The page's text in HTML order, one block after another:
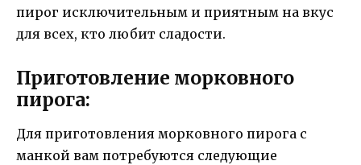
пирог исключительным и приятным на вкус
для всех, кто любит сладости.
Приготовление морковного
пирога:
Для приготовления морковного пирога с
манкой вам потребуются следующие